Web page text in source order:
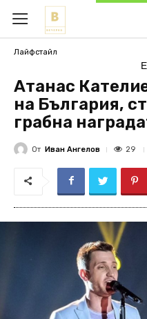
Лайфстайл
Атанас
на България,
грабна
От Иван Ангелов 29